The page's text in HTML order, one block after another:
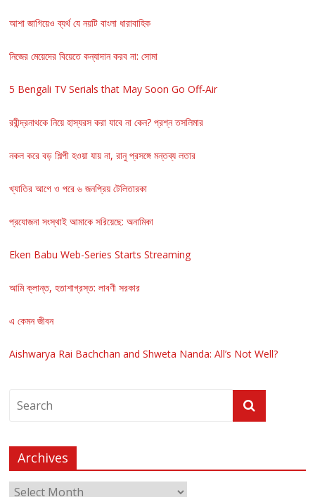
আশা জাগিয়েও ব্যর্থ যে নয়টি বাংলা ধারাবাহিক
নিজের মেয়েদের বিয়েতে কন্যাদান করব না: সোমা
5 Bengali TV Serials that May Soon Go Off-Air
রবীন্দ্রনাথকে নিয়ে হাস্যরস করা যাবে না কেন? প্রশ্ন তসলিমার
নকল করে বড় শিল্পী হওয়া যায় না, রানু প্রসঙ্গে মন্তব্য লতার
খ্যাতির আগে ও পরে ৬ জনপ্রিয় টেলিতারকা
প্রযোজনা সংস্থাই আমাকে সরিয়েছে: অনামিকা
Eken Babu Web-Series Starts Streaming
আমি ক্লান্ত, হতাশাগ্রস্ত: লাবণী সরকার
এ কেমন জীবন
Aishwarya Rai Bachchan and Shweta Nanda: All’s Not Well?
Archives